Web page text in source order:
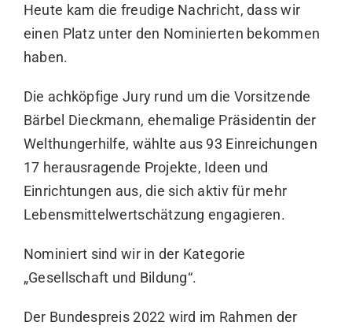
Heute kam die freudige Nachricht, dass wir
einen Platz unter den Nominierten bekommen
haben.
Die achköpfige Jury rund um die Vorsitzende
Bärbel Dieckmann, ehemalige Präsidentin der
Welthungerhilfe, wählte aus 93 Einreichungen
17 herausragende Projekte, Ideen und
Einrichtungen aus, die sich aktiv für mehr
Lebensmittelwertschätzung engagieren.
Nominiert sind wir in der Kategorie
„Gesellschaft und Bildung“.
Der Bundespreis 2022 wird im Rahmen der